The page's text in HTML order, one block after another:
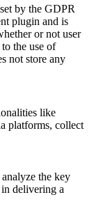
by the GDPR
plugin and is
or not user
the use of
not store any
like
platforms, collect
the key
delivering a